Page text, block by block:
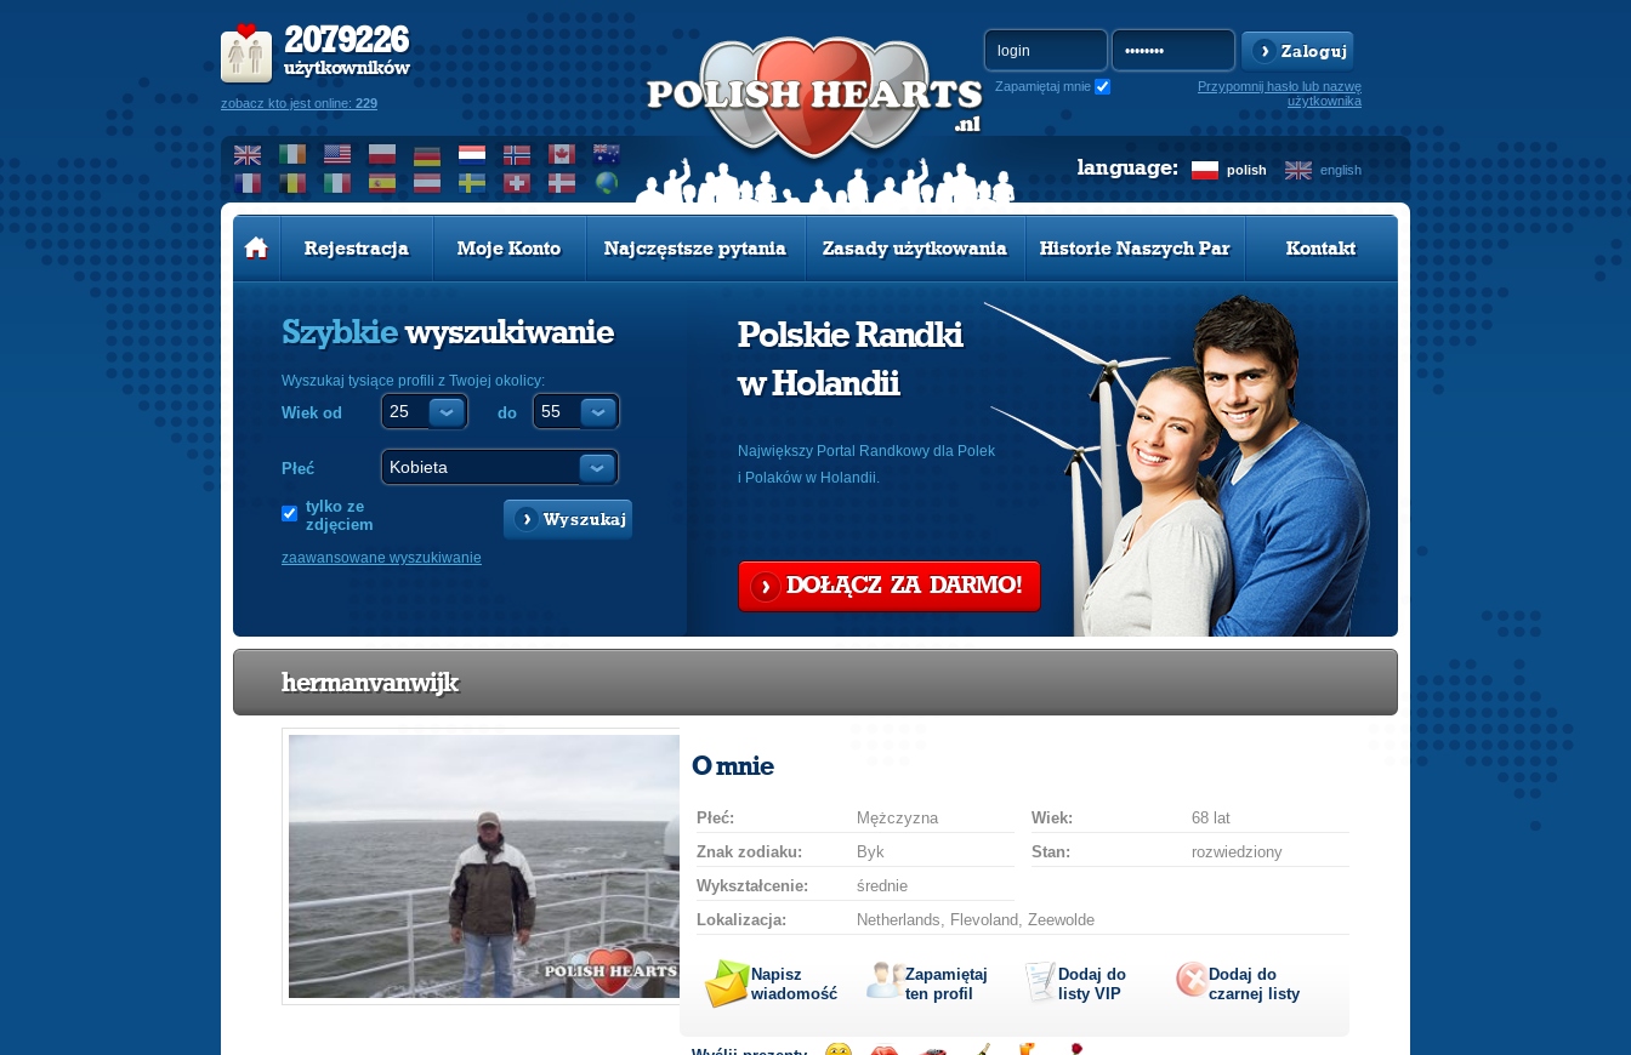
2079226
użytkowników
zobacz kto jest online: 229
Zaloguj
Zapamiętaj mnie
Przypomnij hasło lub nazwę
użytkownika
polish english
language:
Rejestracja Moje Konto Najczęstsze pytania Zasady użytkowania Historie Naszych Par Kontakt
Szybkiewyszukiwanie
Wyszukaj tysiące profili z Twojej okolicy:
Wiek od do
Płeć
tylko ze
zdjęciem
Wyszukaj
zaawansowane wyszukiwanie
Polskie Randki
w Holandii
Największy Portal Randkowy dla Polek
i Polaków w Holandii.
DOŁĄCZ ZA DARMO!
hermanvanwijk
O mnie
Płeć: Mężczyzna Wiek:
68 lat
Znak zodiaku:
Byk Stan:
rozwiedziony
Wykształcenie:
średnie
Lokalizacja:
Netherlands, Flevoland, Zeewolde
Napisz
wiadomość
Zapamiętaj
ten profil
Dodaj do
listy VIP
Dodaj do
czarnej listy